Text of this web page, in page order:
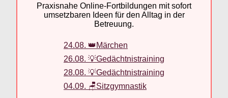
Praxisnahe Online-Fortbildungen mit sofort
umsetzbaren Ideen für den Alltag in der
Betreuung.
24.08. 👑Märchen
26.08. 💡Gedächtnistraining
28.08. 💡Gedächtnistraining
04.09. 🪑Sitzgymnastik